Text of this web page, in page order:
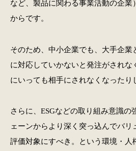
など、製品に関わる事業活動の企業
からです。
そのため、中小企業でも、大手企業
に対応していかないと発注がされな
にいっても相手にされなくなったり
さらに、ESGなどの取り組み意識の
ェーンからより深く突っ込んでバ
評価対象にすべき。という環境・人